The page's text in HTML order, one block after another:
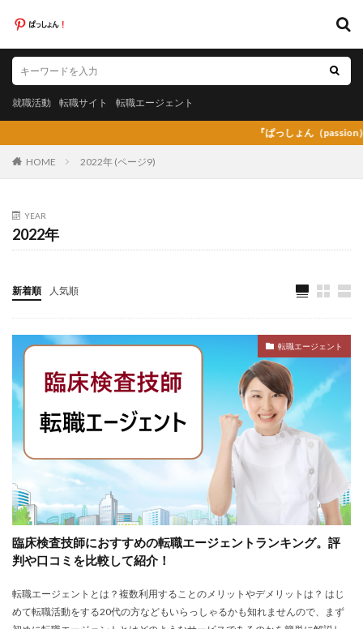
就職活動 転職サイト 転職エージェント
『ぱっしょん（passion）』プレオープン
HOME 2022年 (ページ9)
YEAR
2022年
新着順 人気順
転職エージェント
臨床検査技師におすすめの転職エージェントランキング。評
判や口コミを比較して紹介！
転職エージェントとは？複数利用することのメリットやデメリットは？ はじ
めて転職活動をする20代の方などもいらっしゃるかも知れませんので、まず
就職活動 転職サイト 転職エージェント
カテゴリー
20代
株式会社AXIS
株式会社DYM
株式会社エス・エム・エス
株式会社エスエムエス
株式会社トライトキャリア
弁護士法人
建築施工管理士
株式会社リクルートメディカルキャリア
口コミ
吐き気が止まらない
固定残業代
土木施工管理士
声も聞きたくない
外資系 大学
大学中退者
失敗
平均年収 女性 嫌い
安い
就職shop
就職先
就職活動